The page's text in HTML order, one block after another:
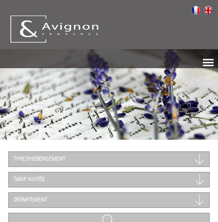
TYPE D'HÉBERGEMENT
TARIF NUITÉE
DÉPARTEMENT